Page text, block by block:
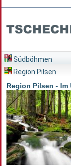
Südböhmen
Region Pilsen
Region Pilsen - Im